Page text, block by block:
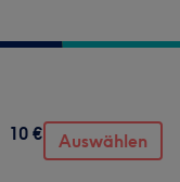
10 € Auswählen